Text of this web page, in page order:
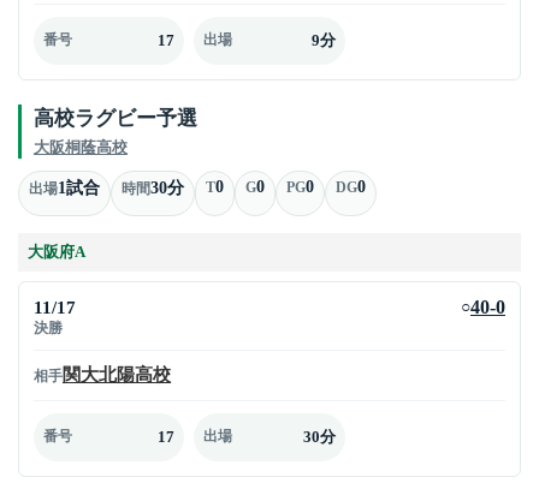
番号 17 出場 9分
高校ラグビー予選
大阪桐蔭高校
出場1試合 時間30分 T0 G0 PG0 DG0
大阪府A
11/17
決勝
○40-0
相手関大北陽高校
番号 17 出場 30分